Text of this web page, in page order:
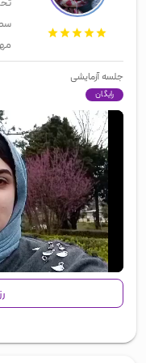
جلسه آزمایشی
رایگان
/00:43